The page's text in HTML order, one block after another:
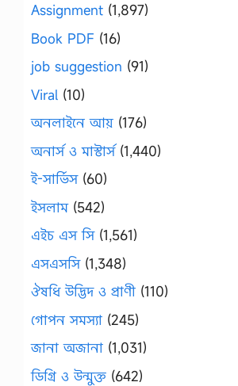
Assignment (1,897)
Book PDF (16)
job suggestion (91)
Viral (10)
অনলাইনে আয় (176)
অনার্স ও মাস্টার্স(1,440)
ই-সার্ভিস(60)
ইসলাম(542)
এইচ এস সি(1,561)
এসএসসি(1,348)
ঔষধি উদ্ভিদ ও প্রাণী (110)
গোপন সমস্যা (245)
জানা অজানা (1,031)
ডিগ্রি ও উন্মুক্ত (642)